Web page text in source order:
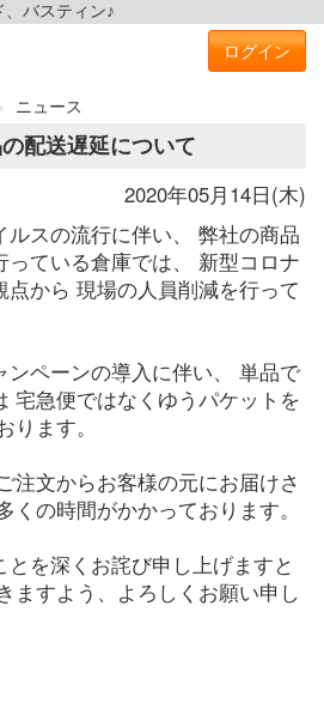
バスティン♪
ログイン
ニュース
の配送遅延について
2020年05月14日(木)
スの流行に伴い、 弊社の商品
ている倉庫では、 新型コロナ
点から 現場の人員削減を行って
ンペーンの導入に伴い、 単品で
宅急便ではなくゆうパケットを
ます。
注文からお客様の元にお届けさ
くの時間がかかっております。
を深くお詫び申し上げますと
ますよう、よろしくお願い申し